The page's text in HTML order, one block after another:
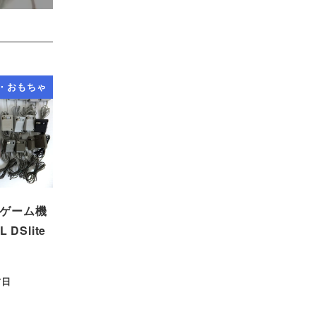
おもちゃ
ーム機
DSlite